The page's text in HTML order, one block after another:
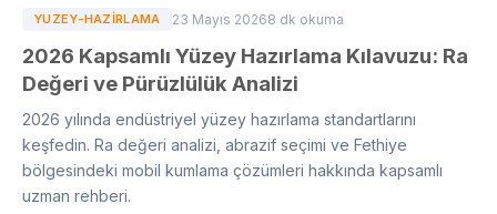
YUZEY-HAZIRLAMA 23 Mayıs 20268 dk okuma
2026 Kapsamlı Yüzey Hazırlama Kılavuzu: Ra
Değeri ve Pürüzlülük Analizi
2026 yılında endüstriyel yüzey hazırlama standartlarını
keşfedin. Ra değeri analizi, abrazif seçimi ve Fethiye
bölgesindeki mobil kumlama çözümleri hakkında kapsamlı
uzman rehberi.